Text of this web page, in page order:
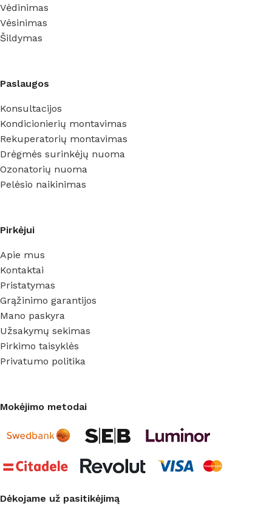
Vėdinimas
Vėsinimas
Šildymas
Paslaugos
Konsultacijos
Kondicionierių montavimas
Rekuperatorių montavimas
Drėgmės surinkėjų nuoma
Ozonatorių nuoma
Pelėsio naikinimas
Pirkėjui
Apie mus
Kontaktai
Pristatymas
Grąžinimo garantijos
Mano paskyra
Užsakymų sekimas
Pirkimo taisyklės
Privatumo politika
Mokėjimo metodai
Dėkojame už pasitikėjimą